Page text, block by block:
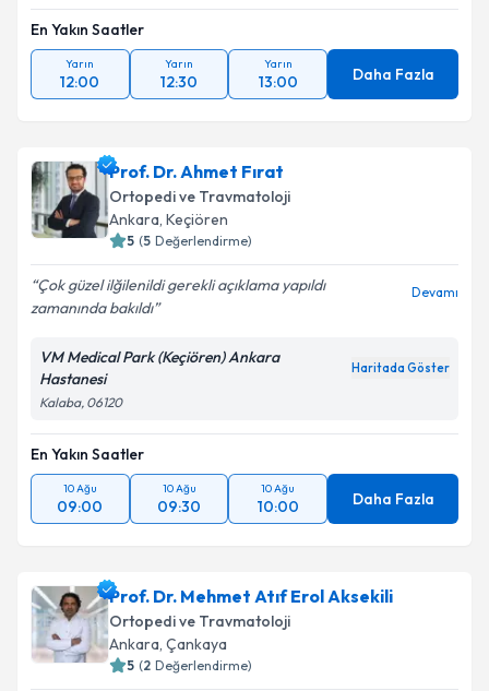
En Yakın Saatler
Yarın
12:00
Yarın
12:30
Yarın
13:00 Daha Fazla
Prof. Dr. Ahmet Fırat
Ortopedi ve Travmatoloji
Ankara, Keçiören
5 (5 Değerlendirme)
Çok güzel ilğilenildi gerekli açıklama yapıldı
zamanında bakıldı
Devamı
VM Medical Park (Keçiören) Ankara
Hastanesi
Haritada Göster
Kalaba, 06120
En Yakın Saatler
10 Ağu
09:00
10 Ağu
09:30
10 Ağu
10:00 Daha Fazla
Prof. Dr. Mehmet Atıf Erol Aksekili
Ortopedi ve Travmatoloji
Ankara, Çankaya
5 (2 Değerlendirme)